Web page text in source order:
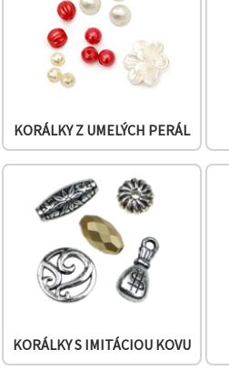
všetko
Nastavenia
KORÁLKY Z UMELÝCH PERÁL
KORÁLKY S IMITÁCIOU KOVU